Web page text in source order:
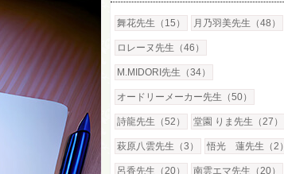
舞花先生（15） 月乃羽美先生（48）
ロレーヌ先生（46）
M.MIDORI先生（34）
オードリーメーカー先生（50）
詩龍先生（52） 堂園 りま先生（27）
萩原八雲先生（3） 悟光 蓮先生（2）
呂香先生（20） 南雲エマ先生（20）